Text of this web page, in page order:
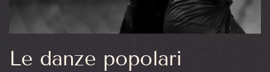
Le danze popolari